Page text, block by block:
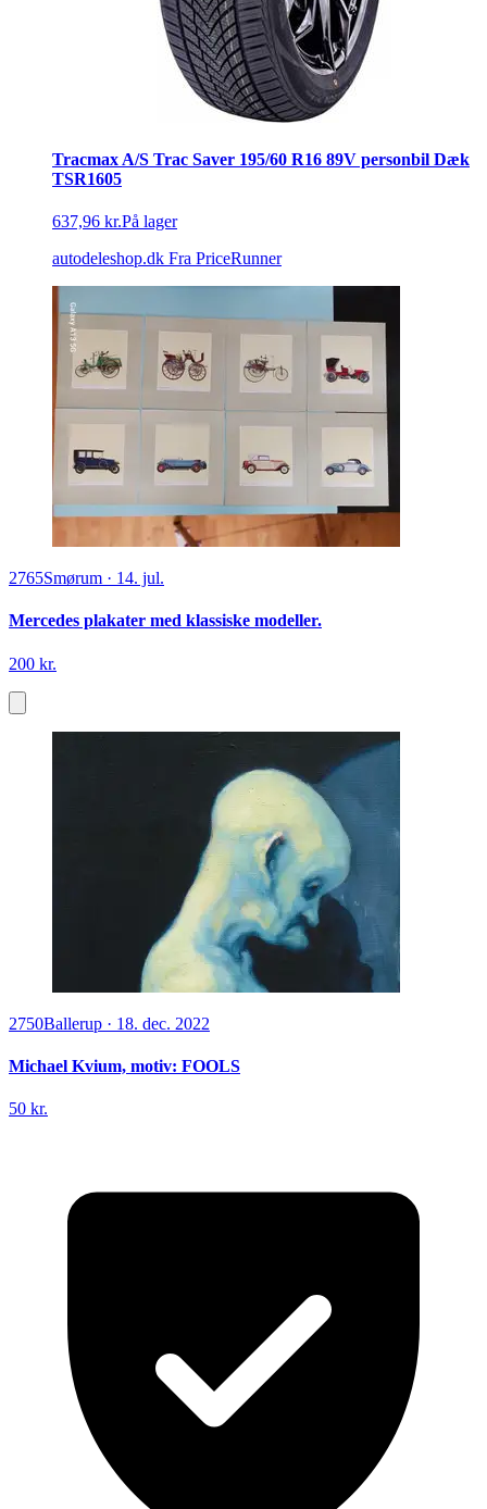
Tracmax A/S Trac Saver 195/60 R16 89V personbil Dæk
TSR1605
637,96 kr.På lager
autodeleshop.dk Fra PriceRunner
2765Smørum · 14. jul.
Mercedes plakater med klassiske modeller.
200 kr.
2750Ballerup · 18. dec. 2022
Michael Kvium, motiv: FOOLS
50 kr.